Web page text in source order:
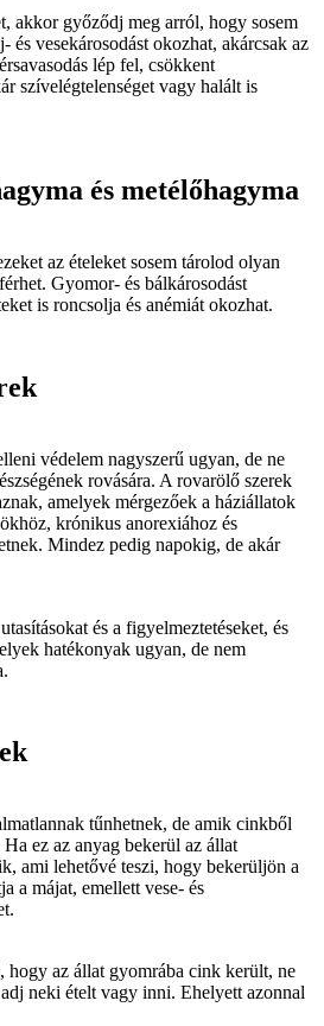
akkor győződj meg arról, hogy sosem
és vesekárosodást okozhat, akárcsak az
lép fel, csökkent
szívelégtelenséget vagy halált is
és metélőhagyma
az ételeket sosem tárolod olyan
Gyomor- és bálkárosodást
is roncsolja és anémiát okozhat.
védelem nagyszerű ugyan, de ne
rovására. A rovarölő szerek
amelyek mérgezőek a háziállatok
krónikus anorexiához és
Mindez pedig napokig, de akár
és a figyelmeztetéseket, és
hatékonyak ugyan, de nem
tűnhetnek, de amik cinkből
ez az anyag bekerül az állat
ami lehetővé teszi, hogy bekerüljön a
a májat, emellett vese- és
hogy az állat gyomrába cink került, ne
neki ételt vagy inni. Ehelyett azonnal